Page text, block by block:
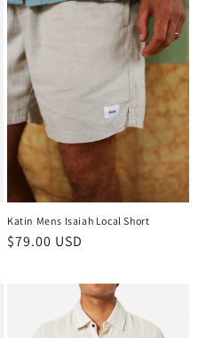
Katin Mens Isaiah Local Short
Normaler
$79.00 USD